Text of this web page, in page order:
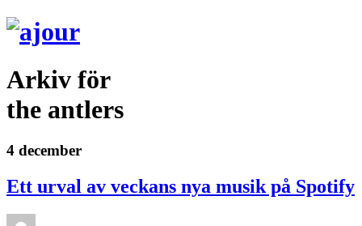
Arkiv för
the antlers
4 december
Ett urval av veckans nya musik på Spotify